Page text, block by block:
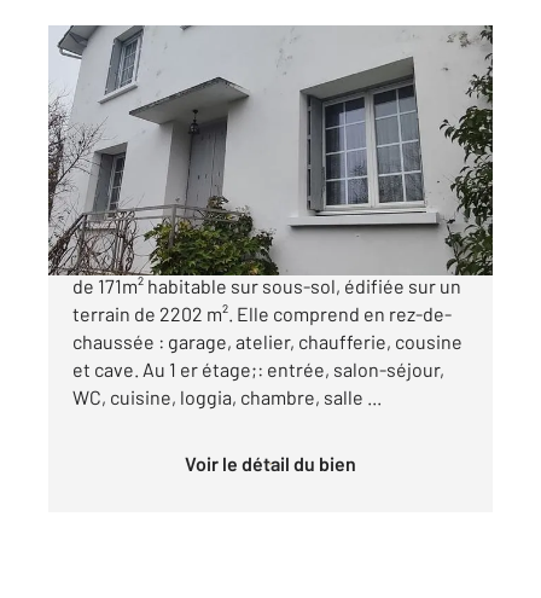
SAINTES 17
170,97 m
, 7 pièces
Ref : 5621
Maison à vendre
240 000 €
SAINTES RIVE DROITE, Maison d'une surface
de 171m² habitable sur sous-sol, édifiée sur un
terrain de 2202 m². Elle comprend en rez-de-
chaussée : garage, atelier, chaufferie, cousine
et cave. Au 1 er étage;: entrée, salon-séjour,
WC, cuisine, loggia, chambre, salle ...
Voir le détail du bien